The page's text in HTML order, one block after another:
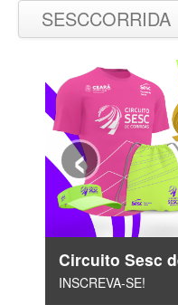
SESCCORRIDA
Circuito Sesc
INSCREVA-SE!
‹